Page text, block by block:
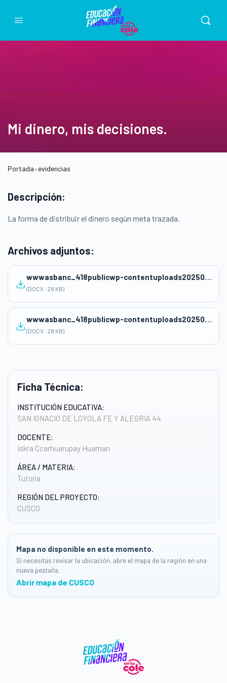
Mi dinero, mis decisiones.
Portada»evidencias
Ficha Técnica:
INSTITUCIÓN EDUCATIVA:
SAN IGNACIO DE LOYOLA FE Y ALEGRIA 44
DOCENTE:
Iskra Ccarhuarupay Huaman
ÁREA / MATERIA:
Tutoría
REGIÓN DEL PROYECTO:
CUSCO
Mapa no disponible en este momento.
Si necesitas revisar la ubicación, abre el mapa de la región en una
nueva pestaña.
Abrir mapa de CUSCO
Descripción:
La forma de distribuir el dinero según meta trazada.
Archivos adjuntos:
wwwasbanc_418publicwp-contentuploads202505Sesion_aprendizaje_Educacion_Financiera_3Secundaria.docx
(DOCX · 28 KB)
wwwasbanc_418publicwp-contentuploads202505Sesion_aprendizaje_Educacion_Financiera_3Secundaria-1.docx
(DOCX · 28 KB)